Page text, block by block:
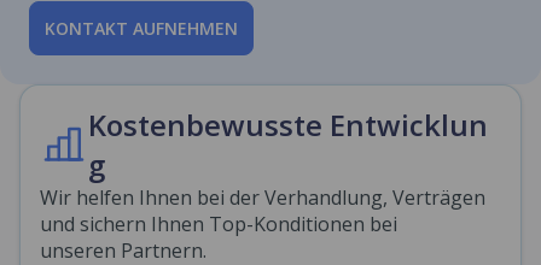
KONTAKT AUFNEHMEN
Kostenbewusste Entwicklun
g
Wir helfen Ihnen bei der Verhandlung, Verträgen
und sichern Ihnen Top-Konditionen bei
unseren Partnern.